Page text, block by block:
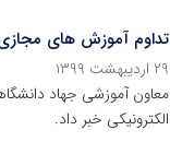
تداوم آموزش های مجازی
۲۹ اردیبهشت ۱۳۹۹
معاون آموزشی جهاد
الکترونیکی خبر داد.